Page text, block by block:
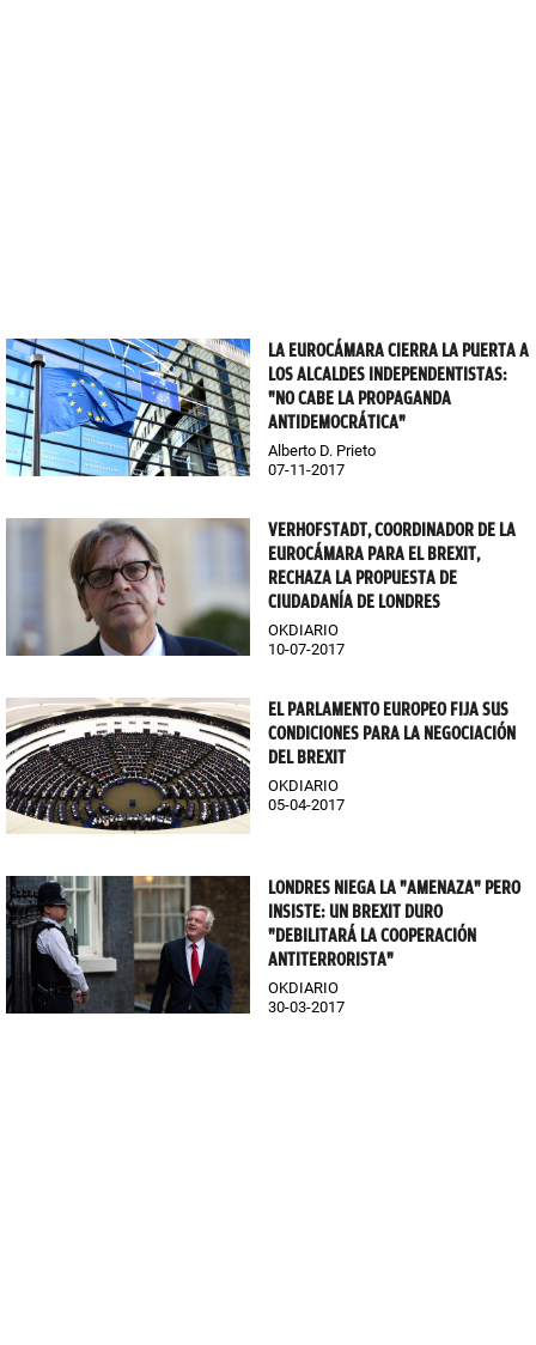
LA EUROCÁMARA CIERRA LA PUERTA A
LOS ALCALDES INDEPENDENTISTAS:
"NO CABE LA PROPAGANDA
ANTIDEMOCRÁTICA"
Alberto D. Prieto
07-11-2017
VERHOFSTADT, COORDINADOR DE LA
EUROCÁMARA PARA EL BREXIT,
RECHAZA LA PROPUESTA DE
CIUDADANÍA DE LONDRES
OKDIARIO
10-07-2017
EL PARLAMENTO EUROPEO FIJA SUS
CONDICIONES PARA LA NEGOCIACIÓN
DEL BREXIT
OKDIARIO
05-04-2017
LONDRES NIEGA LA "AMENAZA" PERO
INSISTE: UN BREXIT DURO
"DEBILITARÁ LA COOPERACIÓN
ANTITERRORISTA"
OKDIARIO
30-03-2017